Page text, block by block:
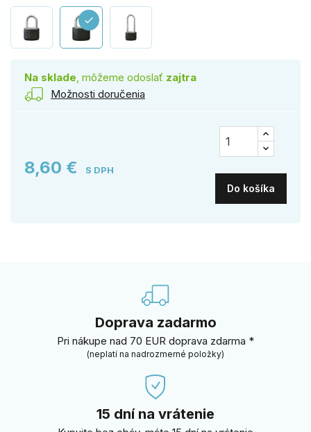
check
Na sklade, môžeme odoslať zajtra
Možnosti doručenia
8,60 € S DPH
Do košíka
Doprava zadarmo
Pri nákupe nad 70 EUR doprava zdarma *
(neplatí na nadrozmerné položky)
15 dní na vrátenie